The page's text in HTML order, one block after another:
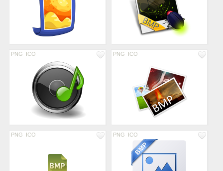
PNG ICO PNG ICO
PNG ICO PNG ICO